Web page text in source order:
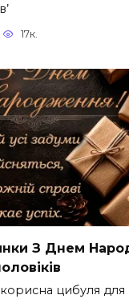
17к.
З Днем
цибуля